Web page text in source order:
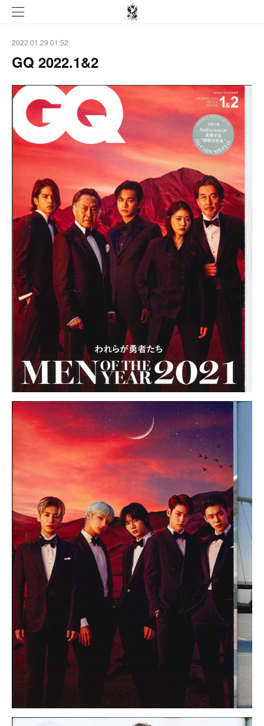
2022.01.29 01:52
GQ 2022.1&2